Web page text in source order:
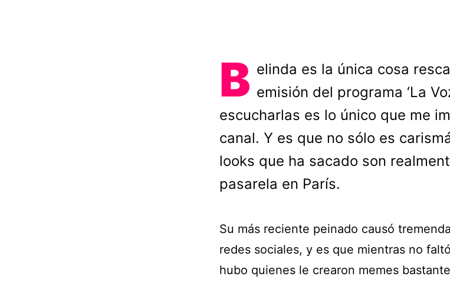
B elinda es la única cosa
emisión del programa ‘La
escucharlas es lo único que me
canal. Y es que no sólo es
looks que ha sacado son
pasarela en París.
Su más reciente peinado causó
redes sociales, y es que mientras no
hubo quienes le crearon memes